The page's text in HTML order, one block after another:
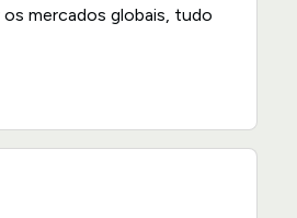
mercados globais, tudo